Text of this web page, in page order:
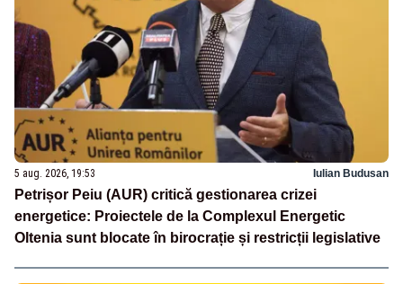
5 aug. 2026, 19:53 Iulian Budusan
Petrișor Peiu (AUR) critică gestionarea crizei
energetice: Proiectele de la Complexul Energetic
Oltenia sunt blocate în birocrație și restricții legislative